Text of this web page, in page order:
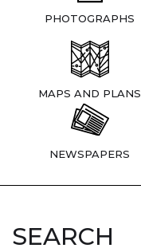
PHOTOGRAPHS
MAPS AND PLANS
NEWSPAPERS
SEARCH